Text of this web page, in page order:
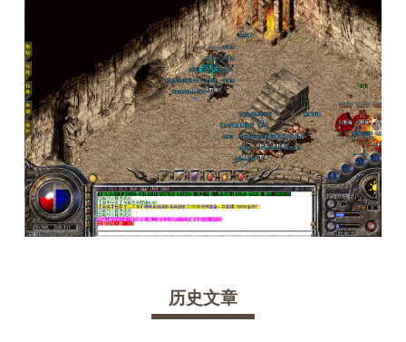
历史文章